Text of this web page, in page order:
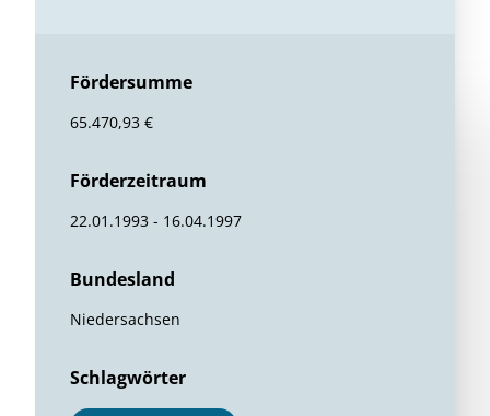
Fördersumme
65.470,93 €
Förderzeitraum
22.01.1993 - 16.04.1997
Bundesland
Niedersachsen
Schlagwörter